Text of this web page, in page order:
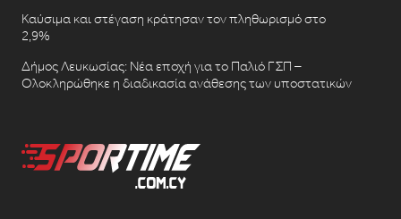
Καύσιμα και στέγαση κράτησαν τον πληθωρισμό στο
2,9%
Δήμος Λευκωσίας: Νέα εποχή για το Παλιό ΓΣΠ –
Ολοκληρώθηκε η διαδικασία ανάθεσης των υποστατικών